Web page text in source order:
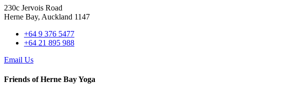
230c Jervois Road
Herne Bay, Auckland 1147
+64 9 376 5477
+64 21 895 988
Email Us
Friends of Herne Bay Yoga